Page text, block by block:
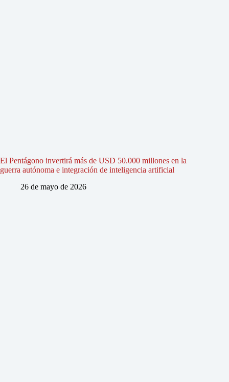
El Pentágono invertirá más de USD 50.000 millones en la
guerra autónoma e integración de inteligencia artificial
26 de mayo de 2026